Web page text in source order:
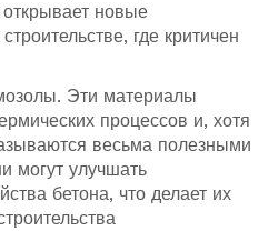
новые
где критичен
Эти материалы
процессов и, хотя
весьма полезными
могут улучшать
бетона, что делает их